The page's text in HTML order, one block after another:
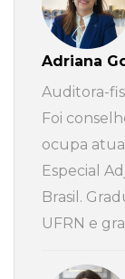
Adriana
Auditora-
Foi
ocupa
Especial
Brasil.
UFRN e